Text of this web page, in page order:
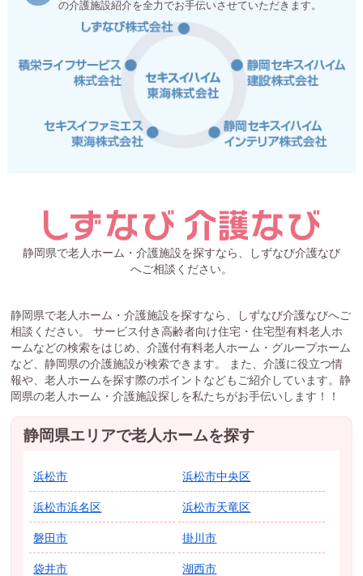
の介護施設紹介を全力でお手伝いさせていただきます。
静岡県で老人ホーム・介護施設を探すなら、しずなび介護なび
へご相談ください。
静岡県で老人ホーム・介護施設を探すなら、しずなび介護なびへご
相談ください。 サービス付き高齢者向け住宅・住宅型有料老人ホ
ームなどの検索をはじめ、介護付有料老人ホーム・グループホーム
など、静岡県の介護施設が検索できます。 また、介護に役立つ情
報や、老人ホームを探す際のポイントなどもご紹介しています。静
岡県の老人ホーム・介護施設探しを私たちがお手伝いします！！
静岡県エリアで老人ホームを探す
浜松市 浜松市中央区
浜松市浜名区 浜松市天竜区
磐田市 掛川市
袋井市 湖西市